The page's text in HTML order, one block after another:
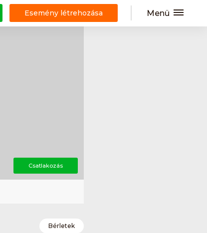
Esemény létrehozása Menü
Csatlakozás
Bérletek